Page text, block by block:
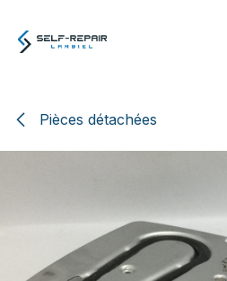
Pièces détachées